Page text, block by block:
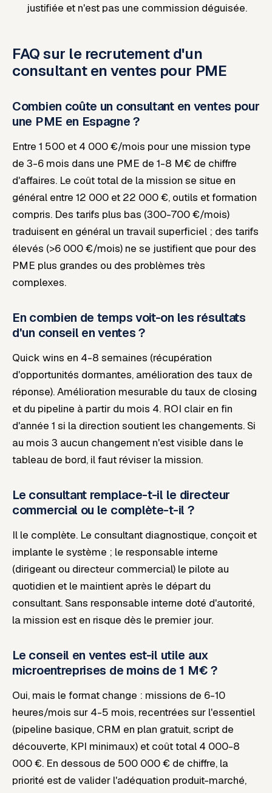
justifiée et n'est pas une commission déguisée.
FAQ sur le recrutement d'un
consultant en ventes pour PME
Combien coûte un consultant en ventes pour
une PME en Espagne ?
Entre 1 500 et 4 000 €/mois pour une mission type
de 3-6 mois dans une PME de 1-8 M€ de chiffre
d'affaires. Le coût total de la mission se situe en
général entre 12 000 et 22 000 €, outils et formation
compris. Des tarifs plus bas (300-700 €/mois)
traduisent en général un travail superficiel ; des tarifs
élevés (>6 000 €/mois) ne se justifient que pour des
PME plus grandes ou des problèmes très
complexes.
En combien de temps voit-on les résultats
d'un conseil en ventes ?
Quick wins en 4-8 semaines (récupération
d'opportunités dormantes, amélioration des taux de
réponse). Amélioration mesurable du taux de closing
et du pipeline à partir du mois 4. ROI clair en fin
d'année 1 si la direction soutient les changements. Si
au mois 3 aucun changement n'est visible dans le
tableau de bord, il faut réviser la mission.
Le consultant remplace-t-il le directeur
commercial ou le complète-t-il ?
Il le complète. Le consultant diagnostique, conçoit et
implante le système ; le responsable interne
(dirigeant ou directeur commercial) le pilote au
quotidien et le maintient après le départ du
consultant. Sans responsable interne doté d'autorité,
la mission est en risque dès le premier jour.
Le conseil en ventes est-il utile aux
microentreprises de moins de 1 M€ ?
Oui, mais le format change : missions de 6-10
heures/mois sur 4-5 mois, recentrées sur l'essentiel
(pipeline basique, CRM en plan gratuit, script de
découverte, KPI minimaux) et coût total 4 000-8
000 €. En dessous de 500 000 € de chiffre, la
priorité est de valider l'adéquation produit-marché,